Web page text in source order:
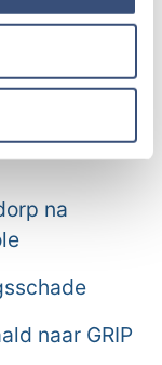
met onze
met andere
die ze hebben
services.
voor de
na
naar GRIP